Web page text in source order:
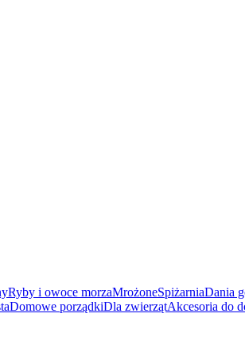
Ryby i owoce morzaMrożoneSpiżarniaDania
Domowe porządkiDla zwierzątAkcesoria do